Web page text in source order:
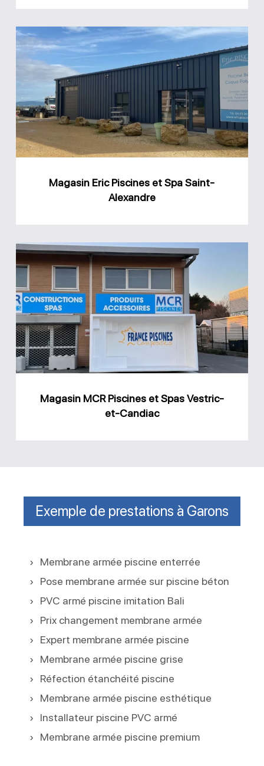
Magasin
Eric
Spa
Saint-
Alexandre
Magasin Eric Piscines et Spa Saint-
Alexandre
Magasin
MCR
Piscines
et
Spas
Vestric-
et-
Magasin MCR Piscines et Spas Vestric-
et-Candiac
Exemple de prestations à Garons
Membrane armée piscine enterrée
Pose membrane armée sur piscine béton
PVC armé piscine imitation Bali
Prix changement membrane armée
Expert membrane armée piscine
Membrane armée piscine grise
Réfection étanchéité piscine
Membrane armée piscine esthétique
Installateur piscine PVC armé
Membrane armée piscine premium